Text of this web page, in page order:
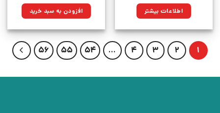
اطلاعات بیشتر ۵۹۵,۰۰۰تومان
بود.
۴۲۵,۴۲۵تومان. افزودن به سبد خرید
1
2
3
4
…
54
55
56